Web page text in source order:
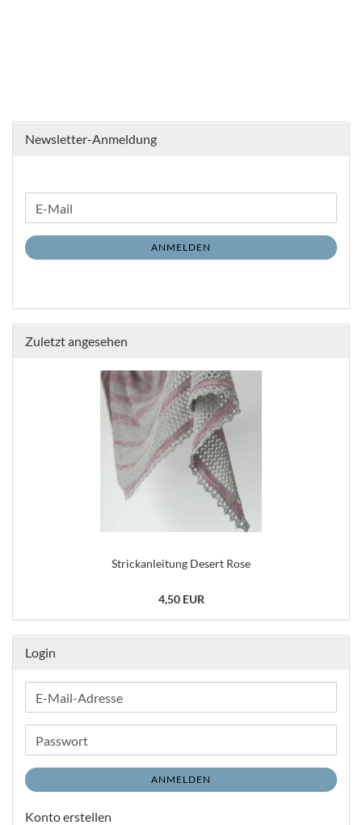
Newsletter-Anmeldung
ZUR
NEWSLETTER-
ANMELDUNG
E-
Mail
ANMELDEN
Zuletzt angesehen
Strickanleitung Desert Rose
4,50 EUR
Login
E-
Mail-
Adresse
Passwort
ANMELDEN
Konto erstellen